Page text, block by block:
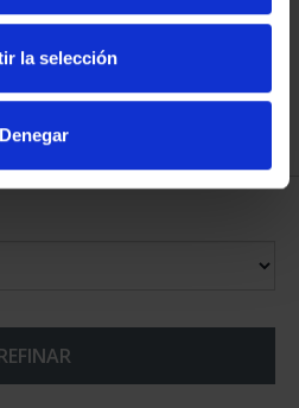
la selección
Denegar
73,00 €